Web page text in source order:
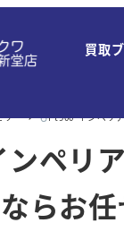
買取
リー Pt900 インペリ
ペリ
らお